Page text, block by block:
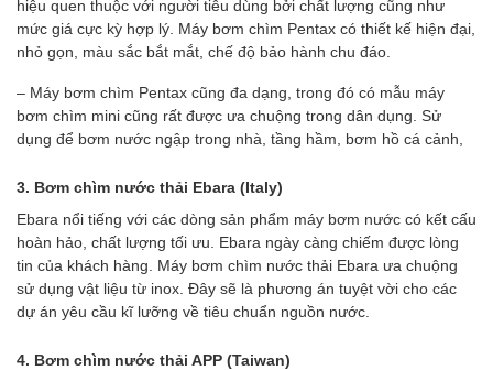
hiệu quen thuộc với người tiêu dùng bởi chất lượng cũng như
mức giá cực kỳ hợp lý. Máy bơm chìm Pentax có thiết kế hiện đại,
nhỏ gọn, màu sắc bắt mắt, chế độ bảo hành chu đáo.
– Máy bơm chìm Pentax cũng đa dạng, trong đó có mẫu máy
bơm chìm mini cũng rất được ưa chuộng trong dân dụng. Sử
dụng để bơm nước ngập trong nhà, tầng hầm, bơm hồ cá cảnh,
3. Bơm chìm nước thải Ebara (Italy)
Ebara nổi tiếng với các dòng sản phẩm máy bơm nước có kết cấu
hoàn hảo, chất lượng tối ưu. Ebara ngày càng chiếm được lòng
tin của khách hàng. Máy bơm chìm nước thải Ebara ưa chuộng
sử dụng vật liệu từ inox. Đây sẽ là phương án tuyệt vời cho các
dự án yêu cầu kĩ lưỡng về tiêu chuẩn nguồn nước.
4. Bơm chìm nước thải APP (Taiwan)